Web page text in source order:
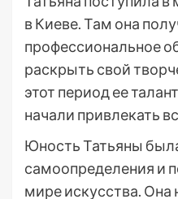
в Киеве. Там она
профессиональное
раскрыть свой
этот период ее
начали привлекать
Юность Татьяны
самоопределения и
мире искусства. Она